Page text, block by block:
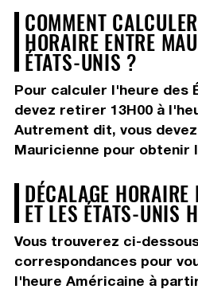
COMMENT
HORAIRE ENTRE
ÉTATS-UNIS ?
Pour calculer l'heure des
devez retirer 13H00à
Autrement dit, vous devez
Mauricienne pour obtenir
DÉCALAGE
ET LES ÉTATS-UNIS
Vous trouverez ci-
correspondances pour
l'heure Américaine à